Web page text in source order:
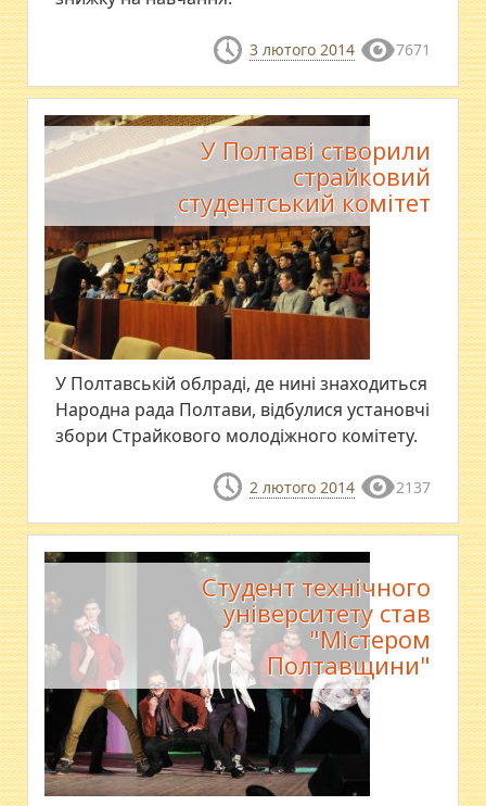
3 лютого 2014 7671
У Полтаві створили
страйковий
студентський комітет
У Полтавській облраді, де нині знаходиться
Народна рада Полтави, відбулися установчі
збори Страйкового молодіжного комітету.
2 лютого 2014 2137
Студент технічного
університету став
"Містером
Полтавщини"